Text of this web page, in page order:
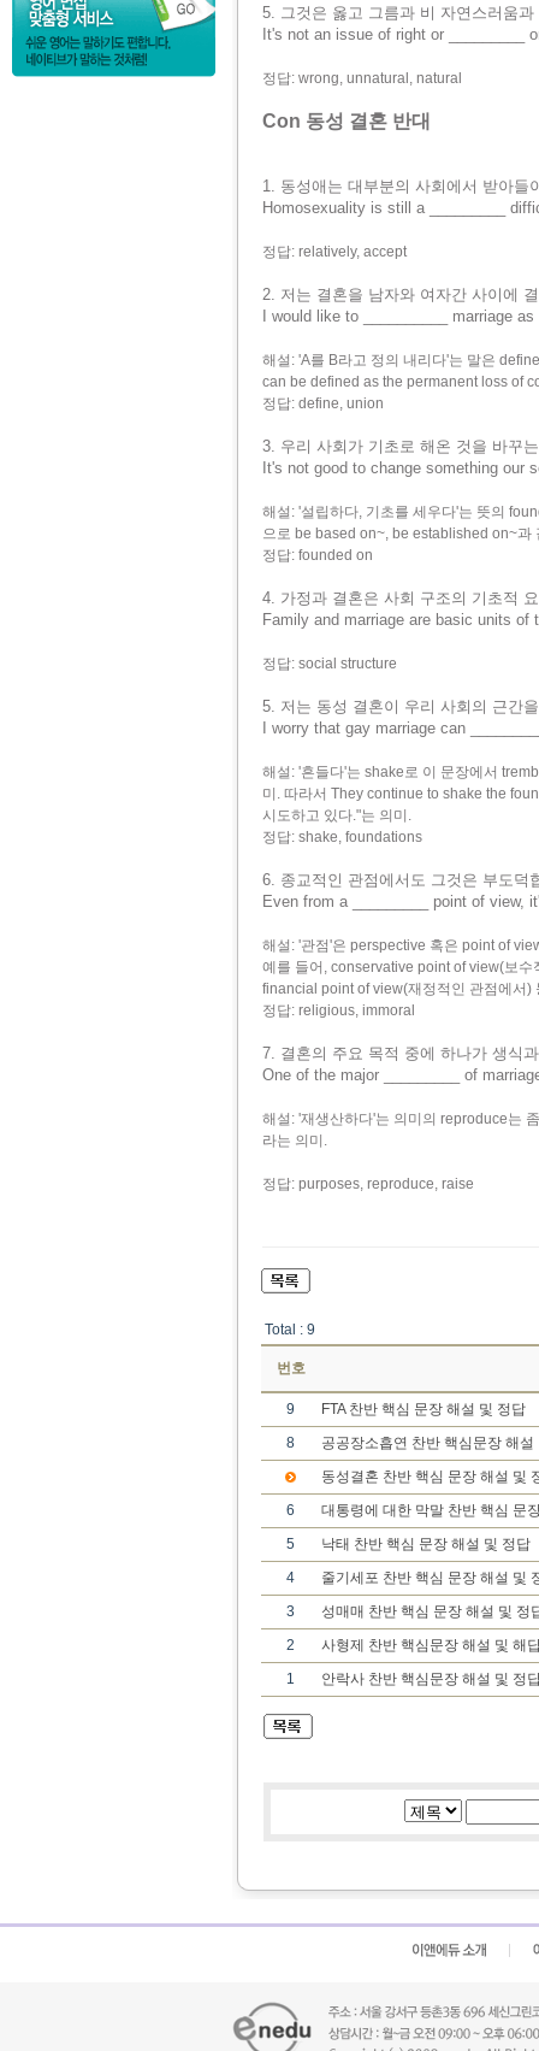
5. 그것은 옳고 그름과 비 자연스러움
It's not an issue of right or _________
정답: wrong, unnatural, natural
Con 동성 결혼 반대
1. 동성애는 대부분의 사회에서 받아들
Homosexuality is still a _________
정답: relatively, accept
2. 저는 결혼을 남자와 여자간 사이에
I would like to __________ marriage
해설: 'A를 B라고 정의 내리다'는 말은
can be defined as the permanent loss of
정답: define, union
3. 우리 사회가 기초로 해온 것을 바꾸
It's not good to change something our
해설: '설립하다, 기초를 세우다'는 뜻의
으로 be based on~, be established on~과
정답: founded on
4. 가정과 결혼은 사회 구조의 기초적
Family and marriage are basic units of
정답: social structure
5. 저는 동성 결혼이 우리 사회의 근간
I worry that gay marriage can
해설: '흔들다'는 shake로 이 문장에서
미. 따라서 They continue to shake the
시도하고 있다."는 의미.
정답: shake, foundations
6. 종교적인 관점에서도 그것은 부도덕
Even from a _________ point of view,
해설: '관점'은 perspective 혹은 point of
예를 들어, conservative point of view(보수
financial point of view(재정적인 관점에서)
정답: religious, immoral
7. 결혼의 주요 목적 중에 하나가 생식
One of the major _________ of
해설: '재생산하다'는 의미의 reproduce는
라는 의미.
정답: purposes, reproduce, raise
Total : 9
번호
9
FTA 찬반 핵심 문장 해설 및 정답
8
공공장소흡연 찬반 핵심문장 해설
동성결혼 찬반 핵심 문장 해설 및
6
대통령에 대한 막말 찬반 핵심 문
5
낙태 찬반 핵심 문장 해설 및 정답
4
줄기세포 찬반 핵심 문장 해설 및
3
성매매 찬반 핵심 문장 해설 및 정
2
사형제 찬반 핵심문장 해설 및 해
1
안락사 찬반 핵심문장 해설 및 정